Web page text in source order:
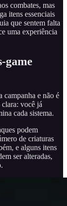
combates, mas
itens essenciais
que sentem falta
uma experiência
game
campanha e não é
você já
cada sistema.
podem
de criaturas
e alguns itens
ser alteradas,